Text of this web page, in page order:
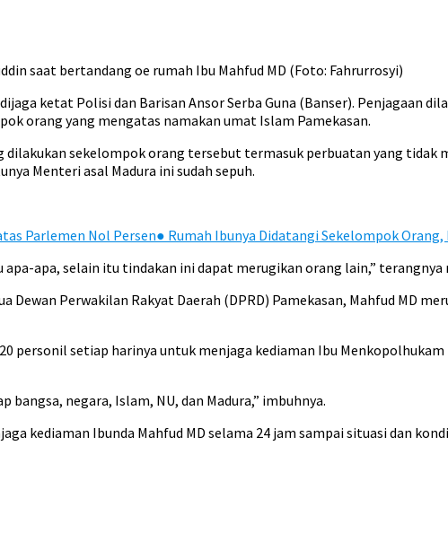
saat bertandang oe rumah Ibu Mahfud MD (Foto: Fahrurrosyi)
ketat Polisi dan Barisan Ansor Serba Guna (Banser). Penjagaan
orang yang mengatas namakan umat Islam Pamekasan.
dilakukan sekelompok orang tersebut termasuk perbuatan yang
Menteri asal Madura ini sudah sepuh.
Parlemen Nol Persen● Rumah Ibunya Didatangi Sekelompok Orang,
apa, selain itu tindakan ini dapat merugikan orang lain,” terangnya
Perwakilan Rakyat Daerah (DPRD) Pamekasan, Mahfud MD
personil setiap harinya untuk menjaga kediaman Ibu
negara, Islam, NU, dan Madura,” imbuhnya.
kediaman Ibunda Mahfud MD selama 24 jam sampai situasi dan